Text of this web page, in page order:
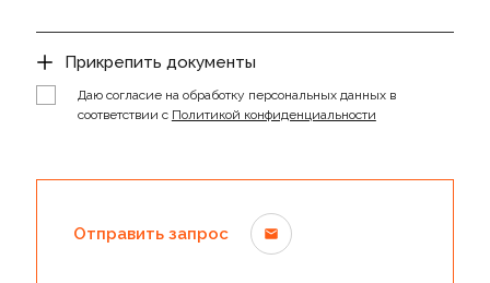
Прикрепить документы
Даю согласие на обработку персональных данных в
соответствии с Политикой конфиденциальности
Отправить запрос